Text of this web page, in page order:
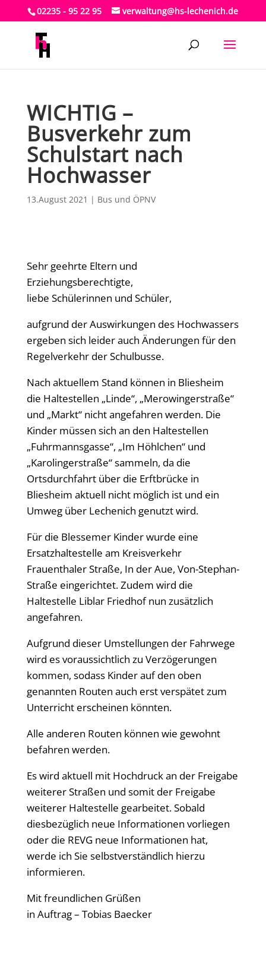
02235 - 95 22 95 verwaltung@hs-lechenich.de
WICHTIG –
Busverkehr zum
Schulstart nach
Hochwasser
13.August 2021 | Bus und ÖPNV
Sehr geehrte Eltern und
Erziehungsberechtigte,
liebe Schülerinnen und Schüler,
aufgrund der Auswirkungen des Hochwassers
ergeben sich leider auch Änderungen für den
Regelverkehr der Schulbusse.
Nach aktuellem Stand können in Bliesheim
die Haltestellen „Linde“, „Merowingerstraße“
und „Markt“ nicht angefahren werden. Die
Kinder müssen sich an den Haltestellen
„Fuhrmannsgasse“, „Im Höhlchen“ und
„Karolingerstraße“ sammeln, da die
Ortsdurchfahrt über die Erftbrücke in
Bliesheim aktuell nicht möglich ist und ein
Umweg über Lechenich genutzt wird.
Für die Blessemer Kinder wurde eine
Ersatzhaltestelle am Kreisverkehr
Frauenthaler Straße, In der Aue, Von-Stephan-
Straße eingerichtet. Zudem wird die
Haltestelle Liblar Friedhof nun zusätzlich
angefahren.
Aufgrund dieser Umstellungen der Fahrwege
wird es voraussichtlich zu Verzögerungen
kommen, sodass Kinder auf den oben
genannten Routen auch erst verspätet zum
Unterricht erscheinen könnten.
Alle anderen Routen können wie gewohnt
befahren werden.
Es wird aktuell mit Hochdruck an der Freigabe
weiterer Straßen und somit der Freigabe
weiterer Haltestelle gearbeitet. Sobald
diesbezüglich neue Informationen vorliegen
oder die REVG neue Informationen hat,
werde ich Sie selbstverständlich hierzu
informieren.
Mit freundlichen Grüßen
in Auftrag – Tobias Baecker